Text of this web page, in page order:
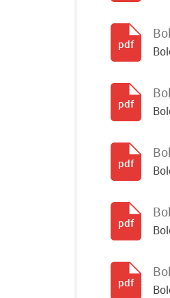
pdf
pdf
pdf
pdf
pdf